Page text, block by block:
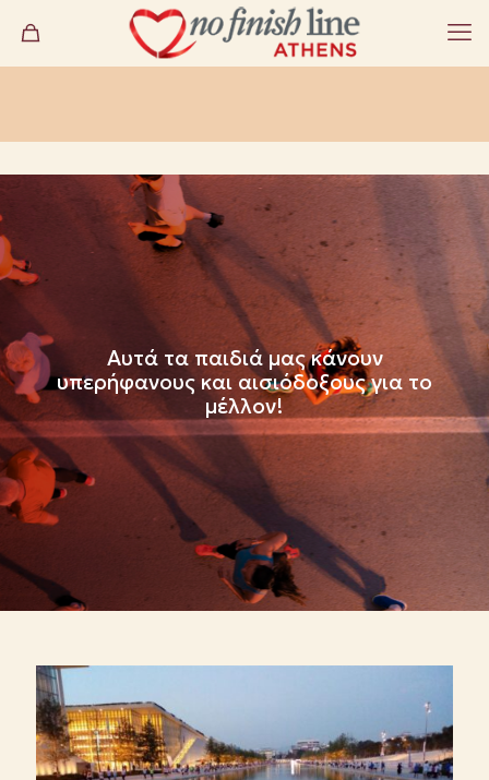
Aυτά τα παιδιά μας κάνουν
υπερήφανους και αισιόδοξους για το
μέλλον!